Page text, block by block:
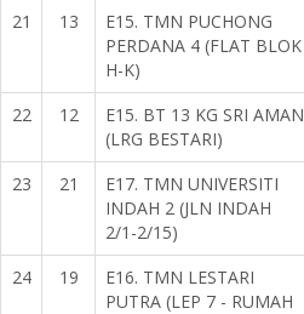
21 13
E15. TMN PUCHONG
PERDANA 4 (FLAT BLOK
H-K)
22 12
E15. BT 13 KG SRI AMAN
(LRG BESTARI)
23 21
E17. TMN UNIVERSITI
INDAH 2 (JLN INDAH
2/1-2/15)
24 19
E16. TMN LESTARI
PUTRA (LEP 7 - RUMAH